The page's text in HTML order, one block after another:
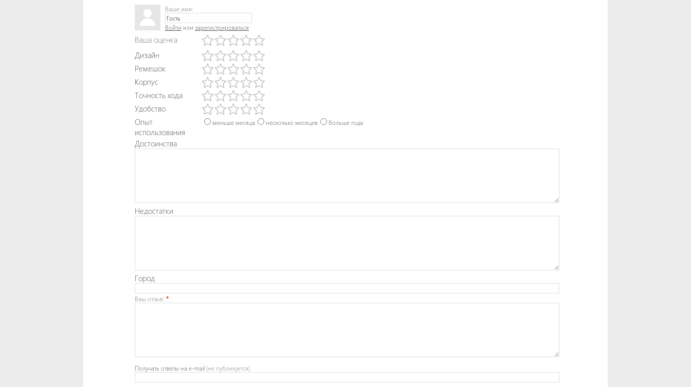
Ваше имя:
Войти или зарегистрироваться
Ваша оценка
Дизайн
Ремешок
Корпус
Точность хода
Удобство
Опыт
использования
меньше месяца несколько месяцев больше года
Достоинства
Недостатки
Город
Ваш отзыв: *
Получать ответы на e-mail (не публикуется)